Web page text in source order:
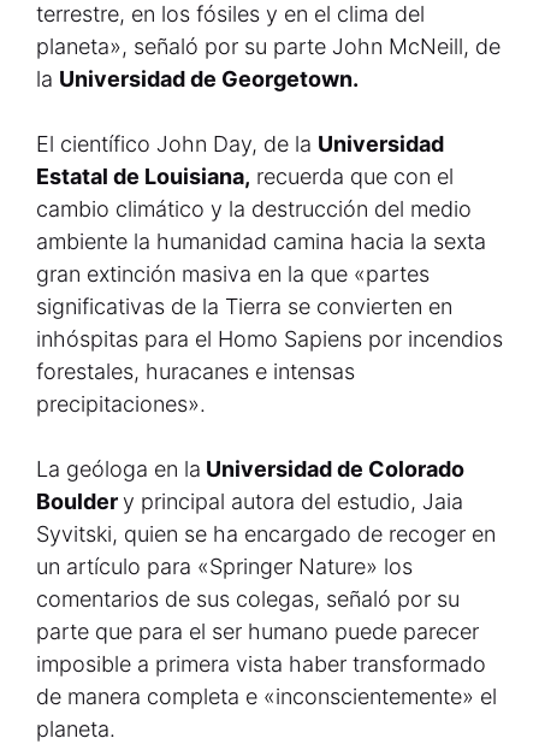
terrestre, en los fósiles y en el clima del
planeta», señaló por su parte John McNeill, de
la Universidad de Georgetown.
El científico John Day, de la Universidad
Estatal de Louisiana, recuerda que con el
cambio climático y la destrucción del medio
ambiente la humanidad camina hacia la sexta
gran extinción masiva en la que «partes
significativas de la Tierra se convierten en
inhóspitas para el Homo Sapiens por incendios
forestales, huracanes e intensas
precipitaciones».
La geóloga en la Universidad de Colorado
Bouldery principal autora del estudio, Jaia
Syvitski, quien se ha encargado de recoger en
un artículo para «Springer Nature» los
comentarios de sus colegas, señaló por su
parte que para el ser humano puede parecer
imposible a primera vista haber transformado
de manera completa e «inconscientemente» el
planeta.